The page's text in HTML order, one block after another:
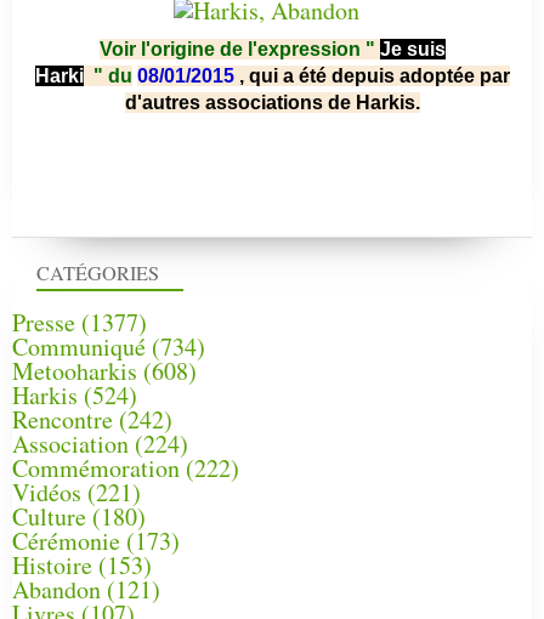
CATÉGORIES
Presse (1377)
Communiqué (734)
Metooharkis (608)
Harkis (524)
Rencontre (242)
Association (224)
Commémoration(222)
Vidéos (221)
Culture(180)
Cérémonie (173)
Histoire (153)
Abandon(121)
Voir l'origine de l'expression " Je suis
Harki " du 08/01/2015 , qui a été depuis adoptée par
d'autres associations de Harkis.